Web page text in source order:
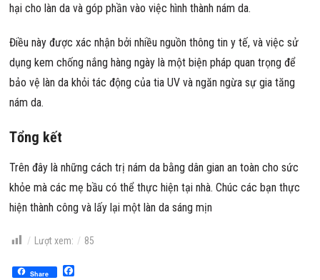
hại cho làn da và góp phần vào việc hình thành nám da.
Điều này được xác nhận bởi nhiều nguồn thông tin y tế, và việc sử
dụng kem chống nắng hàng ngày là một biện pháp quan trọng để
bảo vệ làn da khỏi tác động của tia UV và ngăn ngừa sự gia tăng
nám da.
Tổng kết
Trên đây là những cách trị nám da bằng dân gian an toàn cho sức
khỏe mà các mẹ bầu có thể thực hiện tại nhà. Chúc các bạn thực
hiện thành công và lấy lại một làn da sáng mịn
Lượt xem: 85
Share